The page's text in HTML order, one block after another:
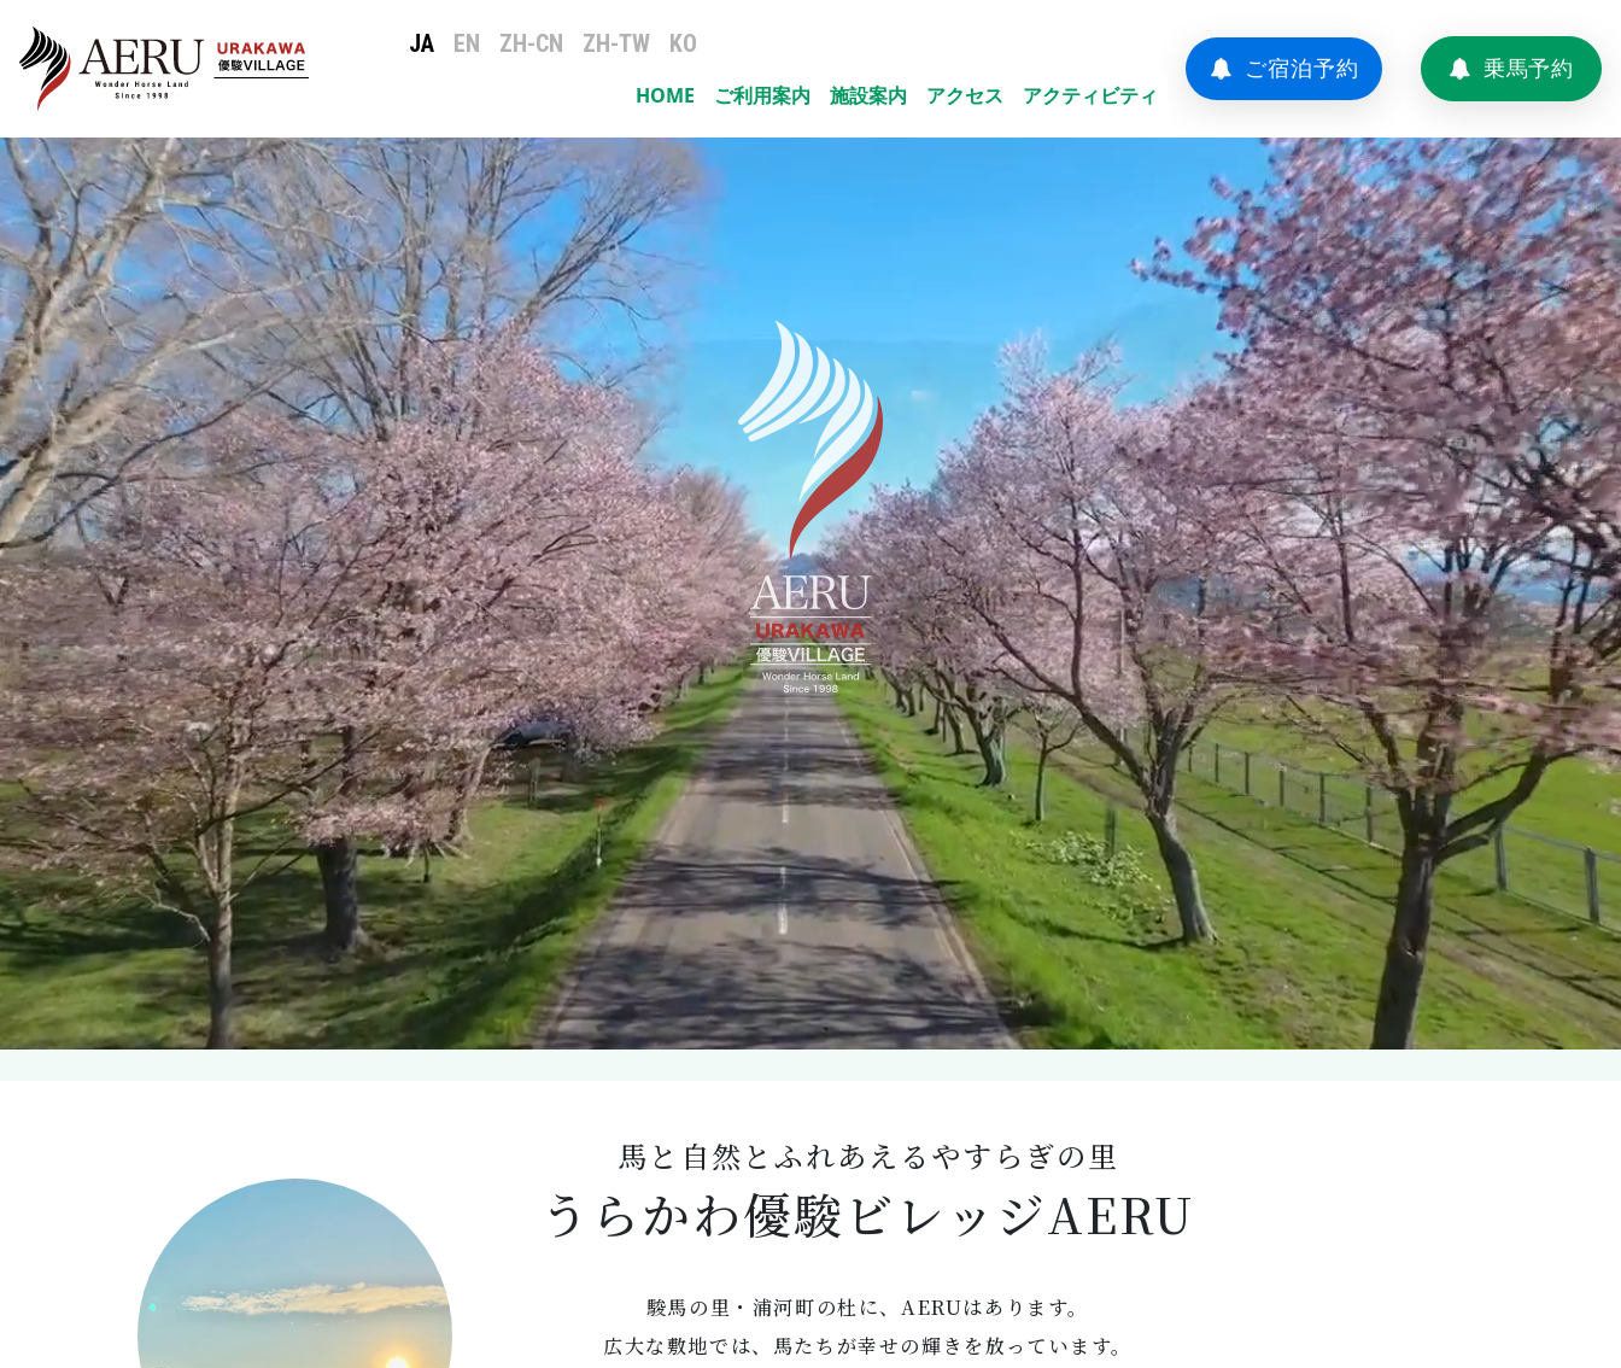
JA EN ZH-CN ZH-TW KO
メインナビゲーション
HOME ご利用案内 施設案内 アクセス アクティビティ
ご宿泊予約 乗馬予約
馬と自然とふれあえるやすらぎの里
うらかわ優駿ビレッジAERU
駿馬の里・浦河町の杜に、AERUはあります。
広大な敷地では、馬たちが幸せの輝きを放っています。